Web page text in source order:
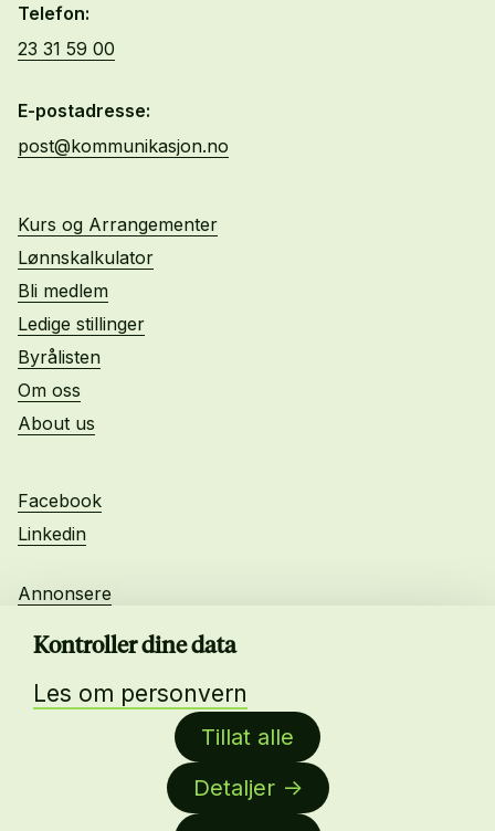
Kontroller dine data
Tillat alle
Detaljer
Les om personvern
Telefon:
23 31 59 00
E-postadresse:
post@kommunikasjon.no
Kurs og Arrangementer
Lønnskalkulator
Bli medlem
Ledige stillinger
Byrålisten
Om oss
About us
Facebook
Linkedin
Annonsere
Daglig leder:
Anne-Lise Mørch von der Fehr